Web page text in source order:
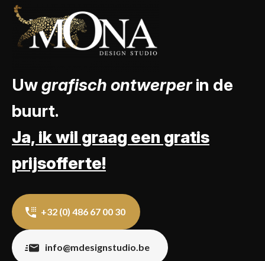
Uwgrafisch ontwerperin de
buurt.
Ja, ik wil graag een gratis
prijsofferte!
+32 (0) 486 67 00 30
info@mdesignstudio.be